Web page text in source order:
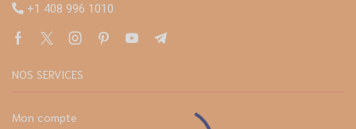
+1 408 996 1010
NOS SERVICES
Mon compte